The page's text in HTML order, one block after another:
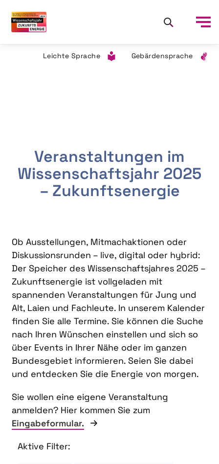
Leichte Sprache Gebärdensprache
Veranstaltungen im
Wissenschaftsjahr 2025
– Zukunftsenergie
Ob Ausstellungen, Mitmachaktionen oder
Diskussionsrunden – live, digital oder hybrid:
Der Speicher des Wissenschaftsjahres 2025 –
Zukunftsenergie ist vollgeladen mit
spannenden Veranstaltungen für Jung und
Alt, Laien und Fachleute. In unserem Kalender
finden Sie alle Termine. Sie können die Suche
nach Ihren Wünschen einstellen und sich so
über Events in Ihrer Nähe oder im ganzen
Bundesgebiet informieren. Seien Sie dabei
und entdecken Sie die Energie von morgen.
Sie wollen eine eigene Veranstaltung
anmelden? Hier kommen Sie zum
Eingabeformular.
Aktive Filter: